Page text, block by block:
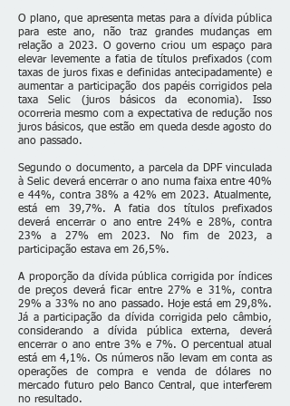
O plano, que apresenta metas para a dívida pública
para este ano, não traz grandes mudanças em
relação a 2023. O governo criou um espaço para
elevar levemente a fatia de títulos prefixados (com
taxas de juros fixas e definidas antecipadamente) e
aumentar a participação dos papéis corrigidos pela
taxa Selic (juros básicos da economia). Isso
ocorreria mesmo com a expectativa de redução nos
juros básicos, que estão em queda desde agosto do
ano passado.
Segundo o documento, a parcela da DPF vinculada
à Selic deverá encerrar o ano numa faixa entre 40%
e 44%, contra 38% a 42% em 2023. Atualmente,
está em 39,7%. A fatia dos títulos prefixados
deverá encerrar o ano entre 24% e 28%, contra
23% a 27% em 2023. No fim de 2023, a
participação estava em 26,5%.
A proporção da dívida pública corrigida por índices
de preços deverá ficar entre 27% e 31%, contra
29% a 33% no ano passado. Hoje está em 29,8%.
Já a participação da dívida corrigida pelo câmbio,
considerando a dívida pública externa, deverá
encerrar o ano entre 3% e 7%. O percentual atual
está em 4,1%. Os números não levam em conta as
operações de compra e venda de dólares no
mercado futuro pelo Banco Central, que interferem
no resultado.